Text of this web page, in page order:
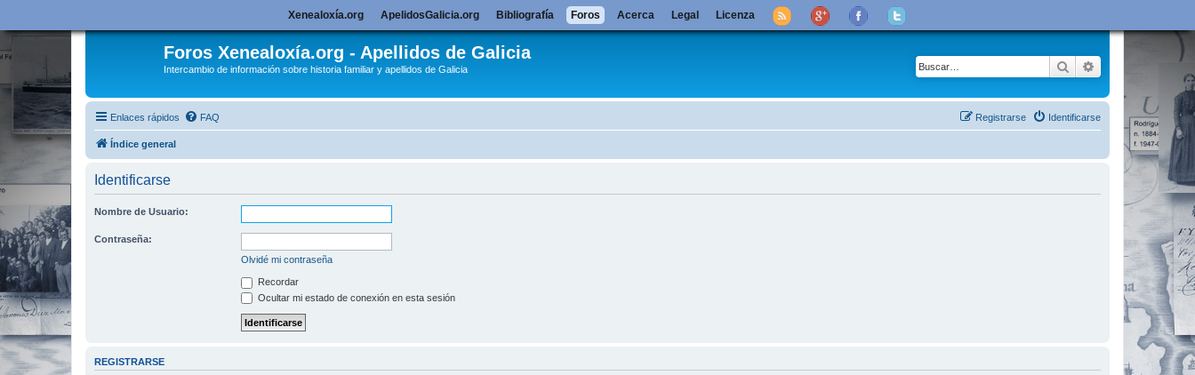
Foros Xenealoxía.org - Apellidos de Galicia
Intercambio de información sobre historia familiar y apellidos de Galicia Buscar Búsqueda
Enlaces rápidos FAQ Identificarse
Registrarse
Índice general
Identificarse
Nombre de Usuario:
Contraseña:
Olvidé mi contraseña
Recordar
Ocultar mi estado de conexión en esta sesión
REGISTRARSE
Xenealoxía.org ApelidosGalicia.org Bibliografía Foros Acerca Legal Licenza